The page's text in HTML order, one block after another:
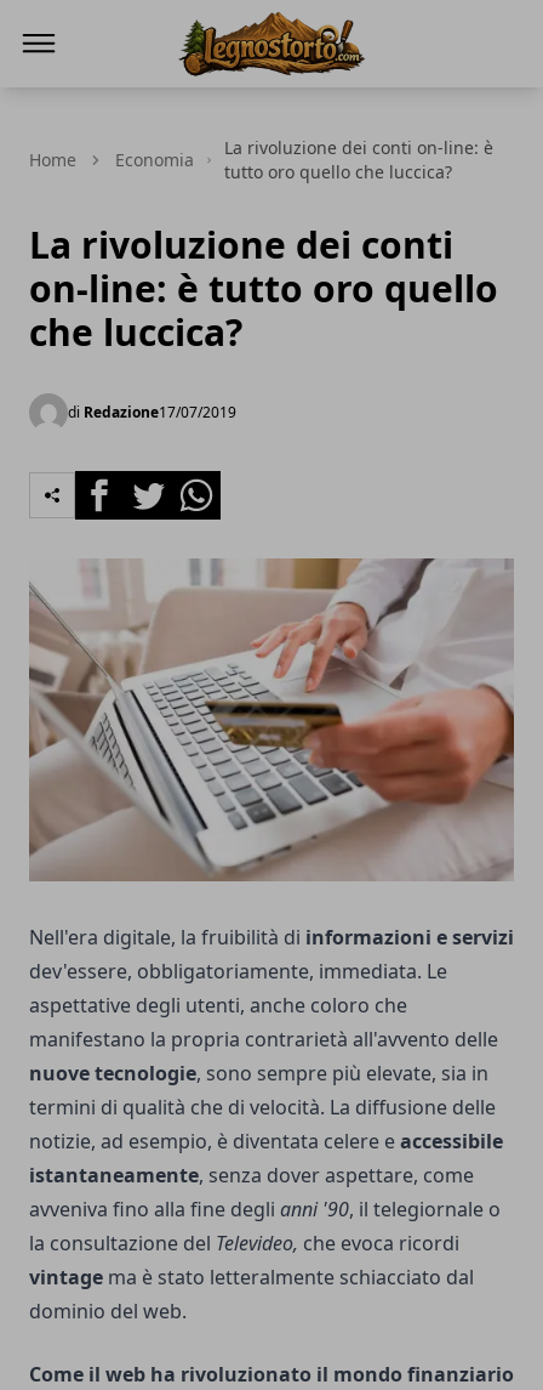
Home Economia
La rivoluzione dei conti on-line: è
tutto oro quello che luccica?
La rivoluzione dei conti
on-line: è tutto oro quello
che luccica?
di Redazione17/07/2019
FacebookTwitterWhatsapp
Nell'era digitale, la fruibilità di informazioni e servizi
dev'essere, obbligatoriamente, immediata. Le
aspettative degli utenti, anche coloro che
manifestano la propria contrarietà all'avvento delle
nuove tecnologie, sono sempre più elevate, sia in
termini di qualità che di velocità. La diffusione delle
notizie, ad esempio, è diventata celere eaccessibile
istantaneamente, senza dover aspettare, come
avveniva fino alla fine degli anni '90, il telegiornale o
la consultazione del Televideo, che evoca ricordi
vintage ma è stato letteralmente schiacciato dal
dominio del web.
Come il web ha rivoluzionato il mondo finanziario